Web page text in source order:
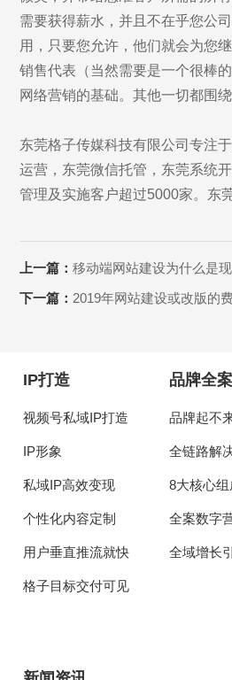
需要获得薪水，并且不在乎您公
用，只要您允许，他们就会为您
销售代表（当然需要是一个很棒
网络营销的基础。其他一切都围
东莞格子传媒科技有限公司专注
运营，东莞微信托管，东莞系统
管理及实施客户超过5000家。东
上一篇：移动端网站建设为什么是
下一篇： 2019年网站建设或改版的
IP打造
视频号私域IP打造
IP形象
私域IP高效变现
个性化内容定制
用户垂直推流就快
格子目标交付可见
品牌全案
品牌起不
全链路解
8大核心
全案数字
全域增长
售前咨询
Are you ready?